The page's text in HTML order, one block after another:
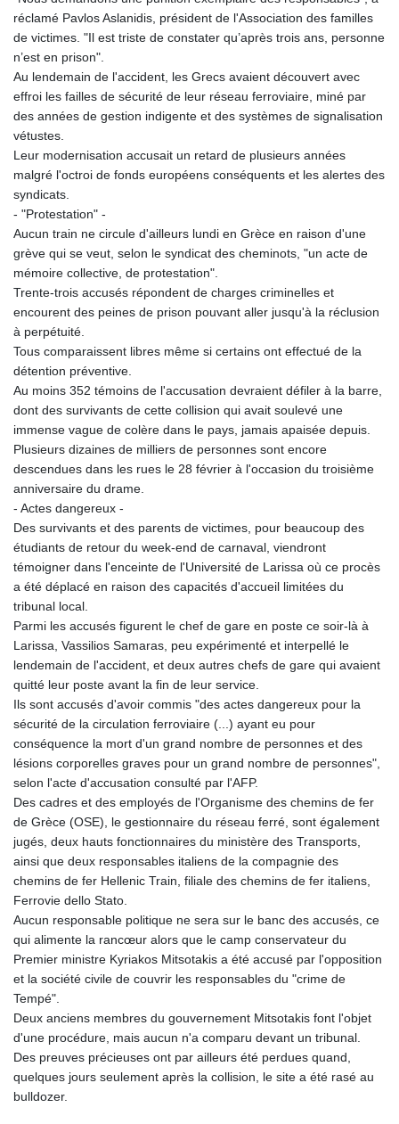
réclamé Pavlos Aslanidis, président de l'Association des familles
de victimes. "Il est triste de constater qu’après trois ans, personne
n’est en prison".
Au lendemain de l'accident, les Grecs avaient découvert avec
effroi les failles de sécurité de leur réseau ferroviaire, miné par
des années de gestion indigente et des systèmes de signalisation
vétustes.
Leur modernisation accusait un retard de plusieurs années
malgré l'octroi de fonds européens conséquents et les alertes des
syndicats.
- "Protestation" -
Aucun train ne circule d'ailleurs lundi en Grèce en raison d'une
grève qui se veut, selon le syndicat des cheminots, "un acte de
mémoire collective, de protestation".
Trente-trois accusés répondent de charges criminelles et
encourent des peines de prison pouvant aller jusqu'à la réclusion
à perpétuité.
Tous comparaissent libres même si certains ont effectué de la
détention préventive.
Au moins 352 témoins de l'accusation devraient défiler à la barre,
dont des survivants de cette collision qui avait soulevé une
immense vague de colère dans le pays, jamais apaisée depuis.
Plusieurs dizaines de milliers de personnes sont encore
descendues dans les rues le 28 février à l'occasion du troisième
anniversaire du drame.
- Actes dangereux -
Des survivants et des parents de victimes, pour beaucoup des
étudiants de retour du week-end de carnaval, viendront
témoigner dans l'enceinte de l'Université de Larissa où ce procès
a été déplacé en raison des capacités d'accueil limitées du
tribunal local.
Parmi les accusés figurent le chef de gare en poste ce soir-là à
Larissa, Vassilios Samaras, peu expérimenté et interpellé le
lendemain de l'accident, et deux autres chefs de gare qui avaient
quitté leur poste avant la fin de leur service.
Ils sont accusés d'avoir commis "des actes dangereux pour la
sécurité de la circulation ferroviaire (...) ayant eu pour
conséquence la mort d'un grand nombre de personnes et des
lésions corporelles graves pour un grand nombre de personnes",
selon l'acte d'accusation consulté par l'AFP.
Des cadres et des employés de l'Organisme des chemins de fer
de Grèce (OSE), le gestionnaire du réseau ferré, sont également
jugés, deux hauts fonctionnaires du ministère des Transports,
ainsi que deux responsables italiens de la compagnie des
chemins de fer Hellenic Train, filiale des chemins de fer italiens,
Ferrovie dello Stato.
Aucun responsable politique ne sera sur le banc des accusés, ce
qui alimente la rancœur alors que le camp conservateur du
Premier ministre Kyriakos Mitsotakis a été accusé par l'opposition
et la société civile de couvrir les responsables du "crime de
Tempé".
Deux anciens membres du gouvernement Mitsotakis font l'objet
d'une procédure, mais aucun n'a comparu devant un tribunal.
Des preuves précieuses ont par ailleurs été perdues quand,
quelques jours seulement après la collision, le site a été rasé au
bulldozer.